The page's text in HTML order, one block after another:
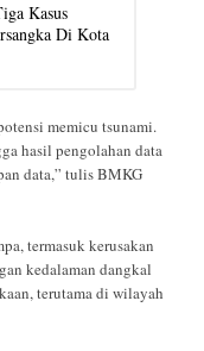
Kasus
Di Kota
memicu tsunami.
hasil pengolahan data
data,” tulis BMKG
termasuk kerusakan
kedalaman dangkal
terutama di wilayah